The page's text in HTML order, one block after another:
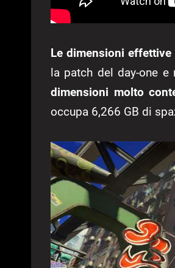
Le dimensioni
la patch del day-one e
dimensioni molto
occupa 6,266 GB di